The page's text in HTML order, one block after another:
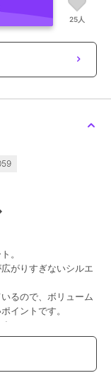
25人
。
がりすぎないシルエ
るので、ボリューム
イントです。
。